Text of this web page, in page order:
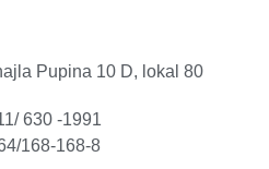
Pupina 10 D, lokal 80
630 -1991
168-168-8